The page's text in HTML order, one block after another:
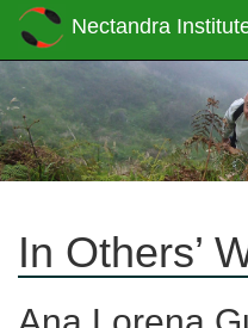
Nectandra
In Others’